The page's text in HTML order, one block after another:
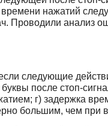
нажатий
Проводили анализ
следующие
после стоп-
г) задержка
большим, чем при